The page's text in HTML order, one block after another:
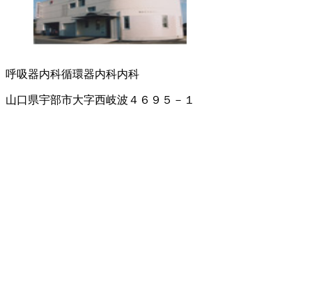
呼吸器内科循環器内科内科
山口県宇部市大字西岐波４６９５－１